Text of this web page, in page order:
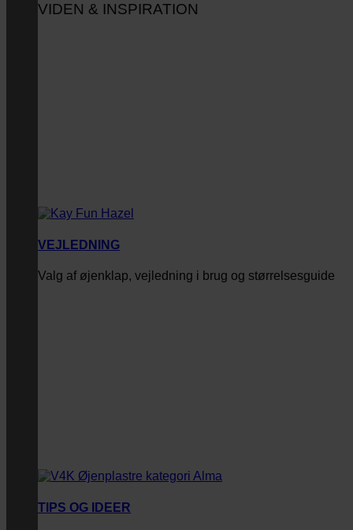
VIDEN & INSPIRATION
VEJLEDNING
Valg af øjenklap, vejledning i brug og størrelsesguide
TIPS OG IDEER